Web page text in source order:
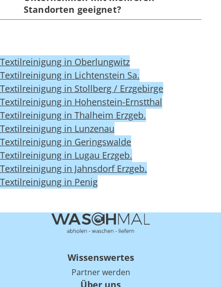
Standorten geeignet?
Textilreinigung in Oberlungwitz
Textilreinigung in Lichtenstein Sa.
Textilreinigung in Stollberg / Erzgebirge
Textilreinigung in Hohenstein-Ernstthal
Textilreinigung in Thalheim Erzgeb.
Textilreinigung in Lunzenau
Textilreinigung in Geringswalde
Textilreinigung in Lugau Erzgeb.
Textilreinigung in Jahnsdorf Erzgeb.
Textilreinigung in Penig
Wissenswertes
Partner werden